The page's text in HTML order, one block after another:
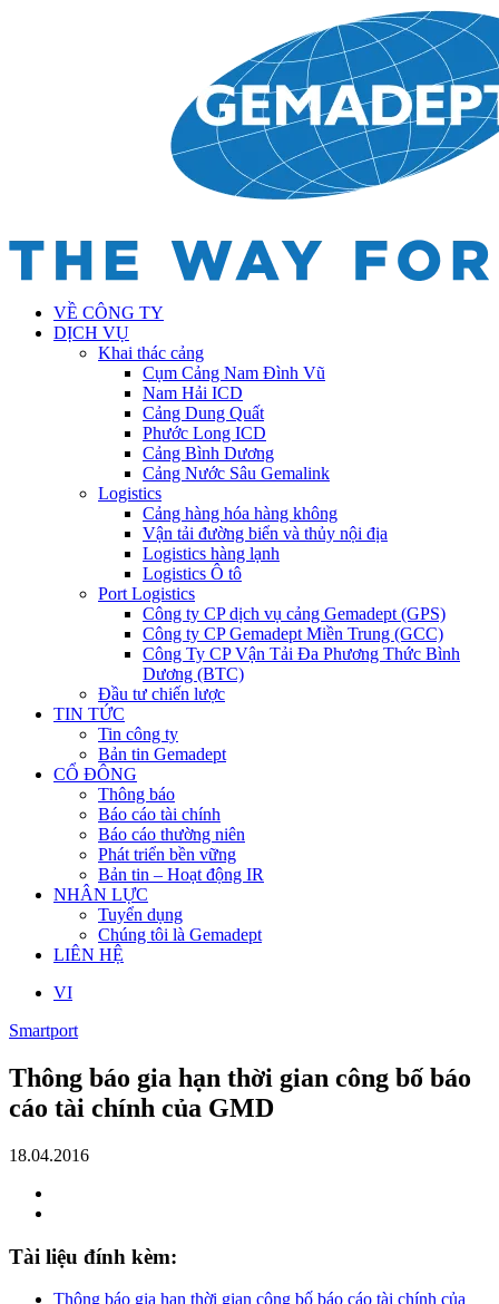
VỀ CÔNG TY
DỊCH VỤ
Khai thác cảng
Cụm Cảng Nam Đình Vũ
Nam Hải ICD
Cảng Dung Quất
Phước Long ICD
Cảng Bình Dương
Cảng Nước Sâu Gemalink
Logistics
Cảng hàng hóa hàng không
Vận tải đường biển và thủy nội địa
Logistics hàng lạnh
Logistics Ô tô
Port Logistics
Công ty CP dịch vụ cảng Gemadept (GPS)
Công ty CP Gemadept Miền Trung (GCC)
Công Ty CP Vận Tải Đa Phương Thức Bình
Dương (BTC)
Đầu tư chiến lược
TIN TỨC
Tin công ty
Bản tin Gemadept
CỔ ĐÔNG
Thông báo
Báo cáo tài chính
Báo cáo thường niên
Phát triển bền vững
Bản tin – Hoạt động IR
NHÂN LỰC
Tuyển dụng
Chúng tôi là Gemadept
LIÊN HỆ
VI
Smartport
Thông báo gia hạn thời gian công bố báo
cáo tài chính của GMD
18.04.2016
Tài liệu đính kèm:
Thông báo gia hạn thời gian công bố báo cáo tài chính của